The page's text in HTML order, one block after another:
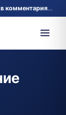
— ответим!